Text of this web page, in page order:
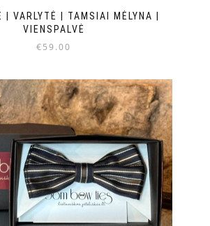
| VARLYTĖ | TAMSIAI MĖLYNA |
VIENSPALVĖ
€59.00